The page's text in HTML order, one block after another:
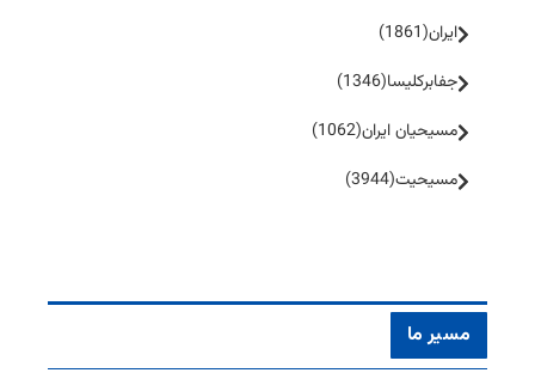
ایران(1861)
جفا‌بر‌کلیسا(1346)
مسیحیان ایران(1062)
مسیحیت(3944)
مسیر ما